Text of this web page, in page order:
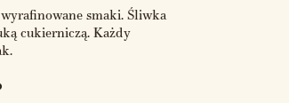
smaki. Śliwka
cukierniczą. Każdy